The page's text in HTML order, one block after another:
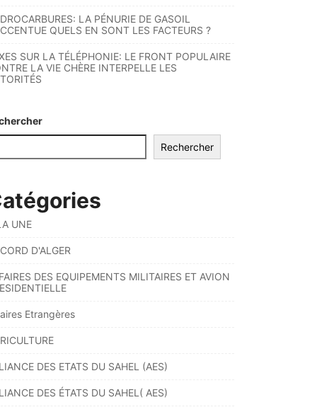
LA PÉNURIE DE GASOIL
QUELS EN SONT LES FACTEURS ?
SUR LA TÉLÉPHONIE: LE FRONT POPULAIRE
LA VIE CHÈRE INTERPELLE LES
Rechercher
UNE
D'ALGER
DES EQUIPEMENTS MILITAIRES ET AVION
Etrangères
DES ETATS DU SAHEL (AES)
DES ÉTATS DU SAHEL( AES)